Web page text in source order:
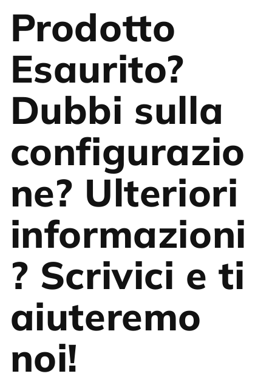
Prodotto
Esaurito?
Dubbi sulla
configurazio
ne? Ulteriori
informazioni
? Scrivici e ti
aiuteremo
noi!